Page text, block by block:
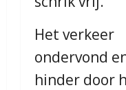
Het verkeer
ondervond
hinder door